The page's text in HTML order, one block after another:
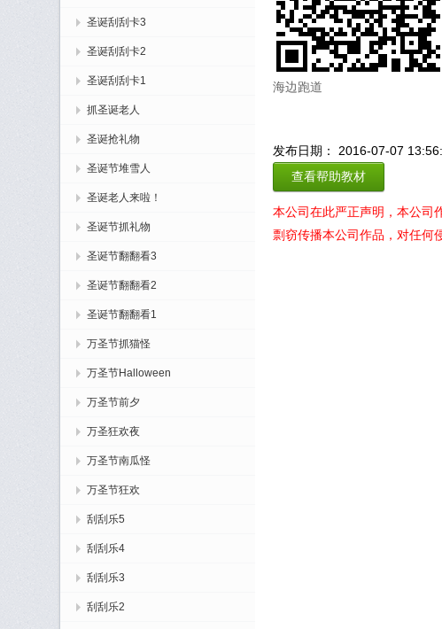
圣诞刮刮卡3
圣诞刮刮卡2
圣诞刮刮卡1
抓圣诞老人
圣诞抢礼物
圣诞节堆雪人
圣诞老人来啦！
圣诞节抓礼物
圣诞节翻翻看3
圣诞节翻翻看2
圣诞节翻翻看1
万圣节抓猫怪
万圣节Halloween
万圣节前夕
万圣狂欢夜
万圣节南瓜怪
万圣节狂欢
刮刮乐5
刮刮乐4
刮刮乐3
刮刮乐2
海边跑道
发布日期： 2016-07-07
查看帮助教材
本公司在此严正声明，本公司
剽窃传播本公司作品，对任何